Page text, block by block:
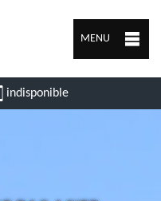
MENU
indisponible